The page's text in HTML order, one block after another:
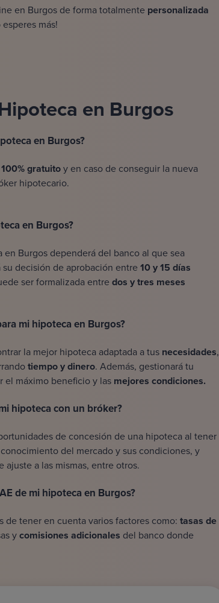
en Burgos de forma totalmente personalizada
esperes más!
en Burgos
en Burgos?
gratuitoy en caso de conseguir la nueva
hipotecario.
en Burgos?
en Burgos dependerá del banco al que sea
decisión de aprobación entre 10 y 15 días
ser formalizada entre dos y tres meses
mi hipoteca en Burgos?
la mejor hipoteca adaptada a tus necesidades,
tiempo y dinero. Además, gestionará tu
el máximo beneficio y las mejores condiciones.
hipoteca con un bróker?
de concesión de una hipoteca al tener
del mercado y sus condiciones, y
ajuste a las mismas, entre otros.
de mi hipoteca en Burgos?
de tener en cuenta varios factores como: tasas de
ycomisiones adicionales del banco donde